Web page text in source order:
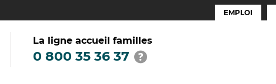
Espaces
EMPLOI
La ligne accueil familles
0 800 35 36 37